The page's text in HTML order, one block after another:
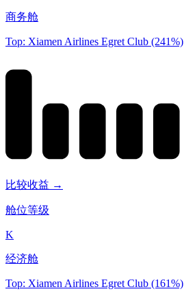
商务舱
Top: Xiamen Airlines Egret Club (241%)
比较收益 →
舱位等级
K
经济舱
Top: Xiamen Airlines Egret Club (161%)